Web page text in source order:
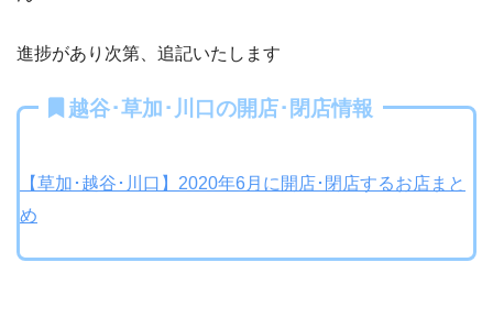
進捗があり次第、追記いたします
越谷･草加･川口の開店･閉店情報
【草加･越谷･川口】2020年6月に開店･閉店するお店まと
め